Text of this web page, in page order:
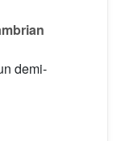
demi-